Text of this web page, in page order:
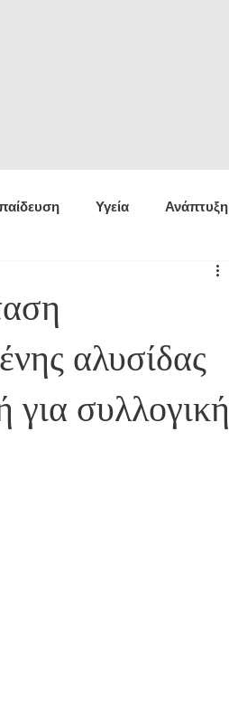
Υγεία Ανάπτυξη
Οικονομία
αλυσίδας
για συλλογική